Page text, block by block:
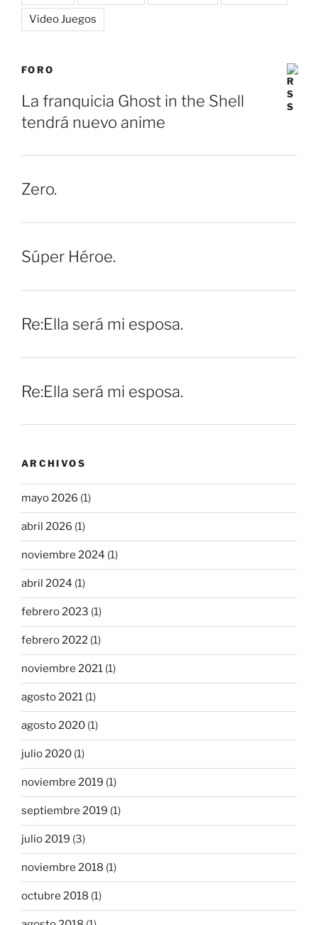
Video Juegos
FORO
La franquicia Ghost in the Shell
tendrá nuevo anime
Zero.
Súper Héroe.
Re:Ella será mi esposa.
Re:Ella será mi esposa.
ARCHIVOS
mayo 2026 (1)
abril 2026 (1)
noviembre 2024 (1)
abril 2024 (1)
febrero 2023 (1)
febrero 2022 (1)
noviembre 2021 (1)
agosto 2021 (1)
agosto 2020 (1)
julio 2020 (1)
noviembre 2019 (1)
septiembre 2019 (1)
julio 2019 (3)
noviembre 2018 (1)
octubre 2018 (1)